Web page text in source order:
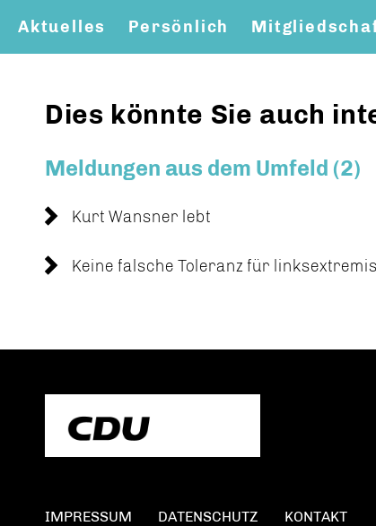
Aktuelles Persönlich
Dies könnte Sie auch
Meldungen aus dem Umfeld (2)
Kurt Wansner lebt
Keine falsche Toleranz für
IMPRESSUM DATENSCHUTZ KONTAKT